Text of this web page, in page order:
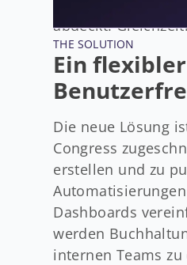
abdeckt.
THE SOLUTION
Ein
Die neue Lösung
Congress
erstellen und zu
Dashboards
werden
internen Teams